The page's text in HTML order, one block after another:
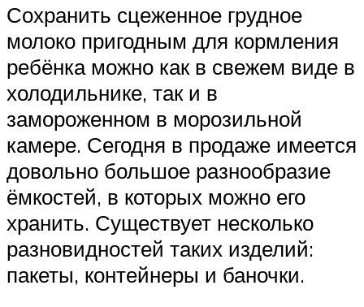
Сохранить сцеженное грудное
молоко пригодным для кормления
ребёнка можно как в свежем виде в
холодильнике, так и в
замороженном в морозильной
камере. Сегодня в продаже имеется
довольно большое разнообразие
ёмкостей, в которых можно его
хранить. Существует несколько
разновидностей таких изделий:
пакеты, контейнеры и баночки.